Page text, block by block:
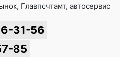
Главпочтамт, автосервис
31-56
85